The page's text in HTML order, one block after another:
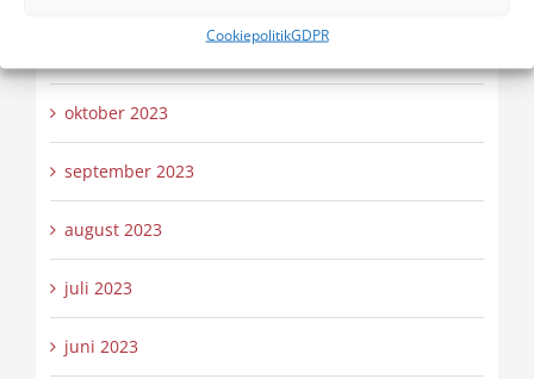
CookiepolitikGDPR
oktober 2023
september 2023
august 2023
juli 2023
juni 2023